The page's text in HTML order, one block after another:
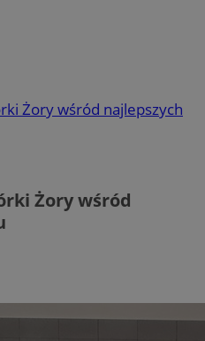
Żory wśród najlepszych
Żory wśród